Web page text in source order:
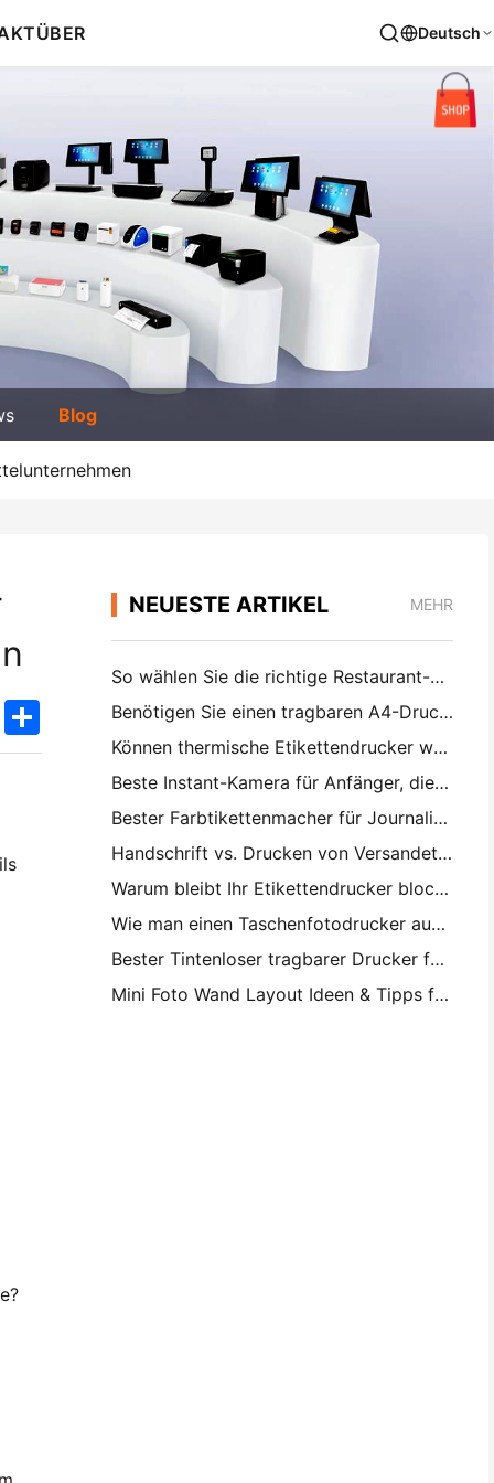
ÜBER Deutsch
Blog
TwitterShare
NEUESTE ARTIKEL MEHR
So wählen Sie die richtige Restaurant-Software für Ihr kleines oder mittleres Restaurant
Benötigen Sie einen tragbaren A4-Drucker für Lagerrechnungen? Was eigentlich funktioniert
Können thermische Etikettendrucker wasserdichte Etiketten für kleine Unternehmen herstellen?
Beste Instant-Kamera für Anfänger, die kein Papier verschwenden wollen
Bester Farbtikettenmacher für Journalisierung und Scrapbooking: Mehr Farbe auf jeder Seite hinzufügen
Handschrift vs. Drucken von Versandetiketten: Tipps für kleine Unternehmen im Jahr 2026
Warum bleibt Ihr Etikettendrucker blockiert?
Wie man einen Taschenfotodrucker auswählt: Eine vollständige Anleitung für Journalisten, Reisende und iPhone-Benutzer
Bester Tintenloser tragbarer Drucker für Reisen, Schule und mobile Arbeit: Hanin MT620 Pro Review
Mini Foto Wand Layout Ideen & Tipps für Schlafzimmer und Schlafsaal Dekoration